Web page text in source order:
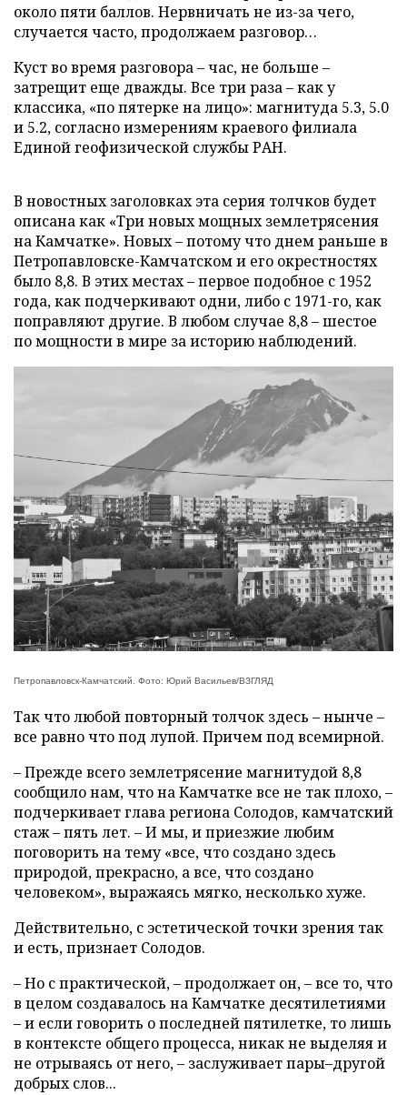
около пяти баллов. Нервничать не из-за чего,
случается часто, продолжаем разговор…
Куст во время разговора – час, не больше –
затрещит еще дважды. Все три раза – как у
классика, «по пятерке на лицо»: магнитуда 5.3, 5.0
и 5.2, согласно измерениям краевого филиала
Единой геофизической службы РАН.
В новостных заголовках эта серия толчков будет
описана как «Три новых мощных землетрясения
на Камчатке». Новых – потому что днем раньше в
Петропавловске-Камчатском и его окрестностях
было 8,8. В этих местах – первое подобное с 1952
года, как подчеркивают одни, либо с 1971-го, как
поправляют другие. В любом случае 8,8 – шестое
по мощности в мире за историю наблюдений.
Петропавловск-Камчатский. Фото: Юрий Васильев/ВЗГЛЯД
Так что любой повторный толчок здесь – нынче –
все равно что под лупой. Причем под всемирной.
– Прежде всего землетрясение магнитудой 8,8
сообщило нам, что на Камчатке все не так плохо, –
подчеркивает глава региона Солодов, камчатский
стаж – пять лет. – И мы, и приезжие любим
поговорить на тему «все, что создано здесь
природой, прекрасно, а все, что создано
человеком», выражаясь мягко, несколько хуже.
Действительно, с эстетической точки зрения так
и есть, признает Солодов.
– Но с практической, – продолжает он, – все то, что
в целом создавалось на Камчатке десятилетиями
– и если говорить о последней пятилетке, то лишь
в контексте общего процесса, никак не выделяя и
не отрываясь от него, – заслуживает пары–другой
добрых слов...